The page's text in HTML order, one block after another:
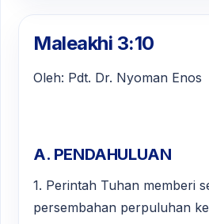
Maleakhi 3:10
Oleh: Pdt. Dr. Nyoman Enos
A. PENDAHULUAN
1. Perintah Tuhan memberi
persembahan perpuluhan